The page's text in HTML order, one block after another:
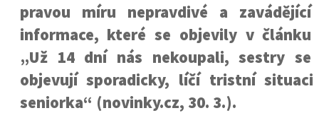
pravou míru nepravdivé a zavádějící
informace, které se objevily v článku
„Už 14 dní nás nekoupali, sestry se
objevují sporadicky, líčí tristní situaci
seniorka“ (novinky.cz, 30. 3.).